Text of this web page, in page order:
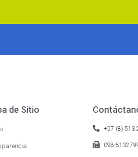
de Sitio
+57 (8) 513
098-